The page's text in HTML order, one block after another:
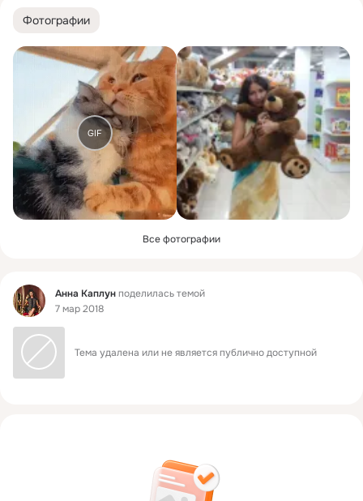
Фотографии
GIF
Все фотографии
Фид Анна Каплунподелилась темой
7 мар 2018
Тема удалена или не является публично доступной